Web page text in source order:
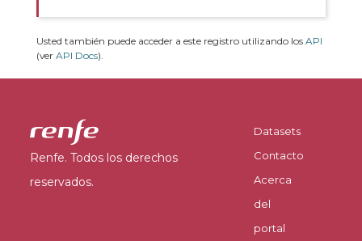
Usted también puede acceder a este registro utilizando los API
(ver API Docs).
Renfe. Todos los derechos
reservados.
Datasets
Contacto
Acerca
del
portal